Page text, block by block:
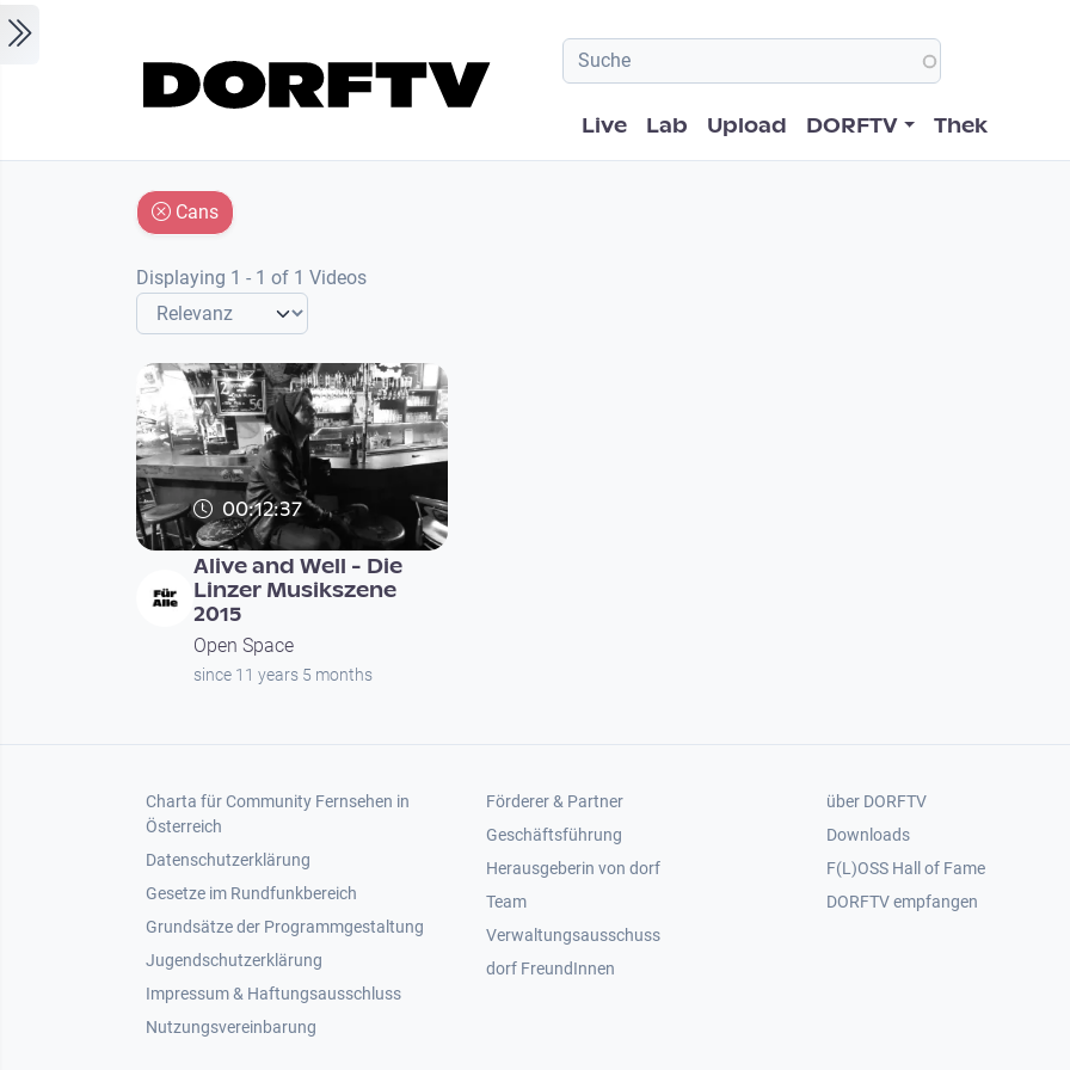
Hauptnavigation
Live Lab Upload DORFTV Thek
Cans
Displaying 1 - 1 of 1 Videos
00:12:37
Alive and Well - Die
Linzer Musikszene
2015
Open Space
since 11 years 5 months
Footer 1
Charta für Community Fernsehen in
Österreich
Datenschutzerklärung
Gesetze im Rundfunkbereich
Grundsätze der Programmgestaltung
Jugendschutzerklärung
Impressum & Haftungsausschluss
Nutzungsvereinbarung
Footer 2
Förderer & Partner
Geschäftsführung
Herausgeberin von dorf
Team
Verwaltungsausschuss
dorf FreundInnen
Footer 3
über DORFTV
Downloads
F(L)OSS Hall of Fame
Footer 4
DORFTV empfangen